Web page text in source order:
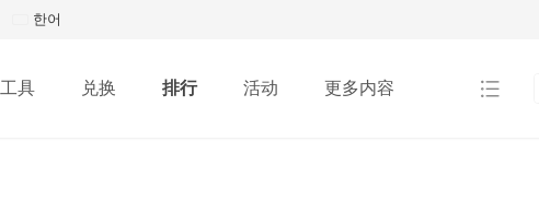
한어
工具 兑换 排行 活动 更多内容